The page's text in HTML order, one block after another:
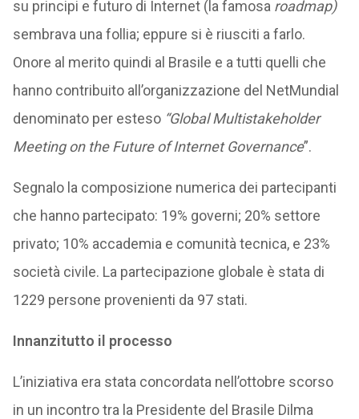
su principi e futuro di Internet (la famosa roadmap)
sembrava una follia; eppure si è riusciti a farlo.
Onore al merito quindi al Brasile e a tutti quelli che
hanno contribuito all’organizzazione del NetMundial
denominato per esteso “Global Multistakeholder
Meeting on the Future of Internet Governance”.
Segnalo la composizione numerica dei partecipanti
che hanno partecipato: 19% governi; 20% settore
privato; 10% accademia e comunità tecnica, e 23%
società civile. La partecipazione globale è stata di
1229 persone provenienti da 97 stati.
Innanzitutto il processo
L’iniziativa era stata concordata nell’ottobre scorso
in un incontro tra la Presidente del Brasile Dilma